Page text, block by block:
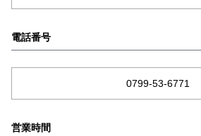
電話番号
0799-53-6771
営業時間